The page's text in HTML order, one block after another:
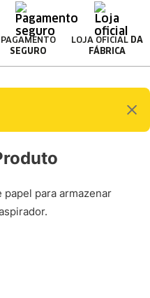
PAGAMENTO
SEGURO
LOJA OFICIAL DA
FÁBRICA
para armazenar